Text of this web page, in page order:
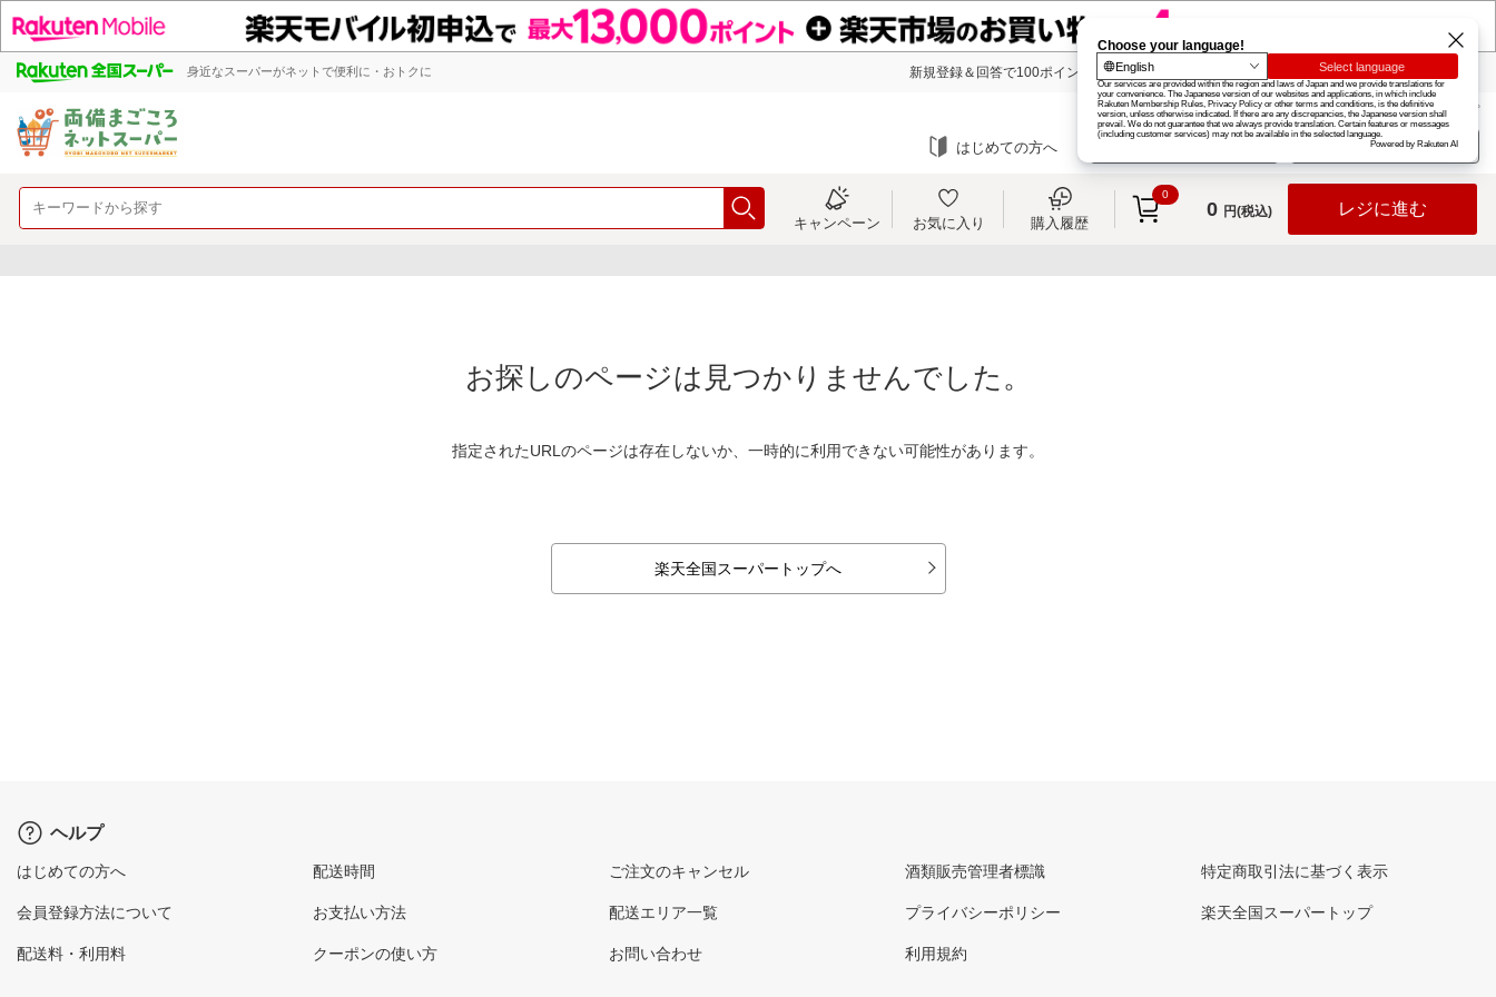
身近なスーパーがネットで便利に・おトクに 新規登録＆回答で100ポイント! 楽天グループ カード
お知らせ ヘルプ
はじめての方へ ログイン
キャンペーン お気に入り 購入履歴
0
0 円(税込) レジに進む
お探しのページは見つかりませんでした。
指定されたURLのページは存在しないか、一時的に利用できない可能性があります。
楽天全国スーパートップへ
ヘルプ
はじめての方へ
会員登録方法について
配送料・利用料
配送時間
お支払い方法
クーポンの使い方
ご注文のキャンセル
配送エリア一覧
お問い合わせ
酒類販売管理者標識
プライバシーポリシー
利用規約
特定商取引法に基づく表示
楽天全国スーパートップ